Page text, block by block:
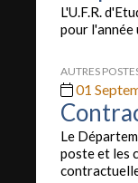
L'U.F.R.
pour
AUTRES
01
Le
poste et les